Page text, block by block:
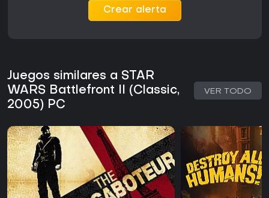
Crear alerta
Juegos similares a STAR
WARS Battlefront II (Classic,
2005) PC
VER TODO